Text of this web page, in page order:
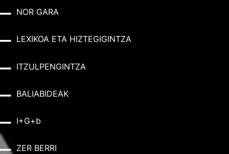
NOR GARA
LEXIKOA ETA HIZTEGIGINTZA
ITZULPENGINTZA
BALIABIDEAK
I+G+b
ZER BERRI